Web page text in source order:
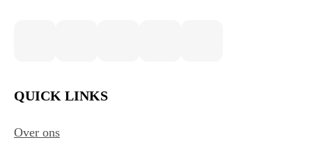
QUICK LINKS
Over ons